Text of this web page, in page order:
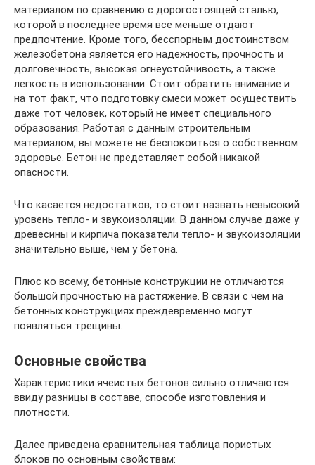
материалом по сравнению с дорогостоящей сталью,
которой в последнее время все меньше отдают
предпочтение. Кроме того, бесспорным достоинством
железобетона является его надежность, прочность и
долговечность, высокая огнеустойчивость, а также
легкость в использовании. Стоит обратить внимание и
на тот факт, что подготовку смеси может осуществить
даже тот человек, который не имеет специального
образования. Работая с данным строительным
материалом, вы можете не беспокоиться о собственном
здоровье. Бетон не представляет собой никакой
опасности.
Что касается недостатков, то стоит назвать невысокий
уровень тепло- и звукоизоляции. В данном случае даже у
древесины и кирпича показатели тепло- и звукоизоляции
значительно выше, чем у бетона.
Плюс ко всему, бетонные конструкции не отличаются
большой прочностью на растяжение. В связи с чем на
бетонных конструкциях преждевременно могут
появляться трещины.
Основные свойства
Характеристики ячеистых бетонов сильно отличаются
ввиду разницы в составе, способе изготовления и
плотности.
Далее приведена сравнительная таблица пористых
блоков по основным свойствам: